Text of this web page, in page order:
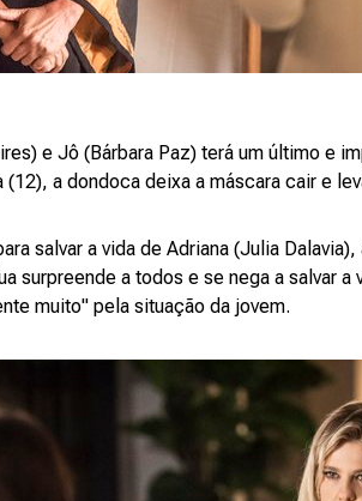
e Jô (Bárbara Paz) terá um último e
a dondoca deixa a máscara cair e
salvar a vida de Adriana (Julia
surpreende a todos e se nega a salvar a
muito" pela situação da jovem.